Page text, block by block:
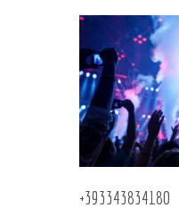
+393343834180